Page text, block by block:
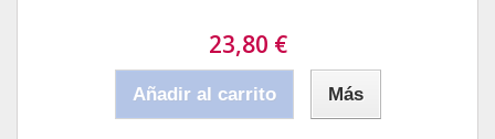
23,80 €
Añadir al carrito Más